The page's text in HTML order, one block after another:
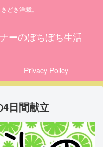
どき洋裁。
ーのぼちぼち生活
Privacy Policy
4日間献立